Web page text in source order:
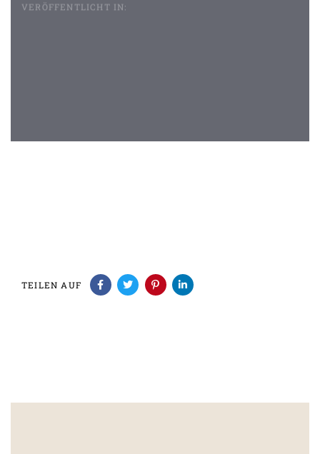
VERÖFFENTLICHT IN:
TEILEN AUF